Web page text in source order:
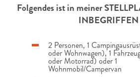
Folgendes ist in meiner
INBEGRIFFEN
2 Personen, 1
oder Wohnwagen), 1
oder Motorrad) oder 1
Wohnmobil/Campervan